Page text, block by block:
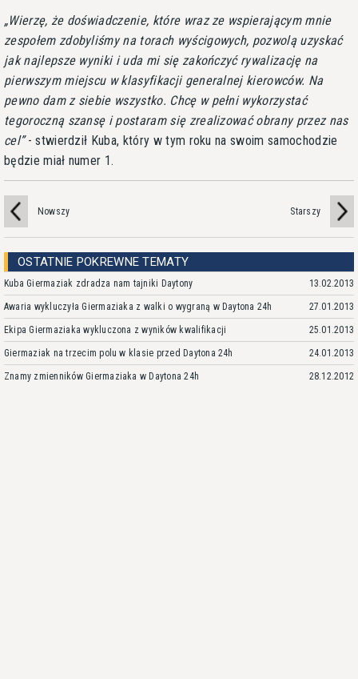
Wierzę, że doświadczenie, które wraz ze wspierającym mnie
zespołem zdobyliśmy na torach wyścigowych, pozwolą uzyskać
jak najlepsze wyniki i uda mi się zakończyć rywalizację na
pierwszym miejscu w klasyfikacji generalnej kierowców. Na
pewno dam z siebie wszystko. Chcę w pełni wykorzystać
tegoroczną szansę i postaram się zrealizować obrany przez nas
cel - stwierdził Kuba, który w tym roku na swoim samochodzie
będzie miał numer 1.
Nowszy Starszy
OSTATNIE POKREWNE TEMATY
Kuba Giermaziak zdradza nam tajniki Daytony 13.02.2013
Awaria wykluczyła Giermaziaka z walki o wygraną w Daytona 24h 27.01.2013
Ekipa Giermaziaka wykluczona z wyników kwalifikacji 25.01.2013
Giermaziak na trzecim polu w klasie przed Daytona 24h 24.01.2013
Znamy zmienników Giermaziaka w Daytona 24h 28.12.2012